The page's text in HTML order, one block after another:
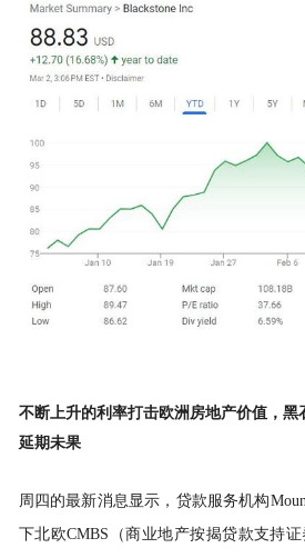
不断上升的利率打击欧洲房地产价值，黑
延期未果
周四的最新消息显示，贷款服务机构
下北欧CMBS（商业地产按揭贷款支持